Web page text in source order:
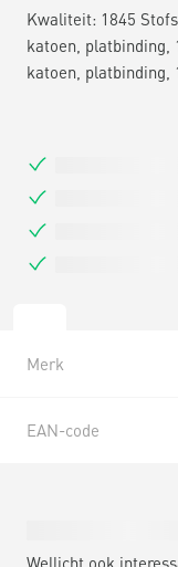
Kwaliteit: 1845
katoen, platbinding,
katoen, platbinding,
Merk
EAN-code
Wellicht ook